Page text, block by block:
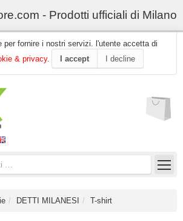
- Prodotti ufficiali di Milano
per fornire i nostri servizi. l'utente accetta di
& privacy. I accept I decline
DETTI MILANESI T-shirt